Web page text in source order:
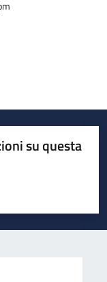
su questa